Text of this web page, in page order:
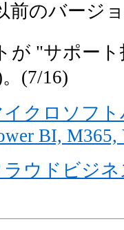
前のバージ
が "サポー
(7/16)
イクロソフ
BI,
ラウドビジ